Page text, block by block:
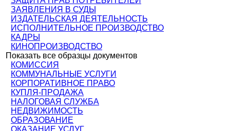
ЗАЯВЛЕНИЯ В СУДЫ
ИЗДАТЕЛЬСКАЯ ДЕЯТЕЛЬНОСТЬ
ИСПОЛНИТЕЛЬНОЕ ПРОИЗВОДСТВО
КАДРЫ
КИНОПРОИЗВОДСТВО
Показать все образцы документов
КОМИССИЯ
КОММУНАЛЬНЫЕ УСЛУГИ
КОРПОРАТИВНОЕ ПРАВО
КУПЛЯ-ПРОДАЖА
НАЛОГОВАЯ СЛУЖБА
НЕДВИЖИМОСТЬ
ОБРАЗОВАНИЕ
ОКАЗАНИЕ УСЛУГ